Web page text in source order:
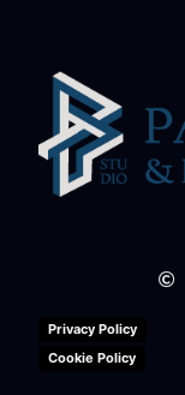
Privacy Policy
Cookie Policy